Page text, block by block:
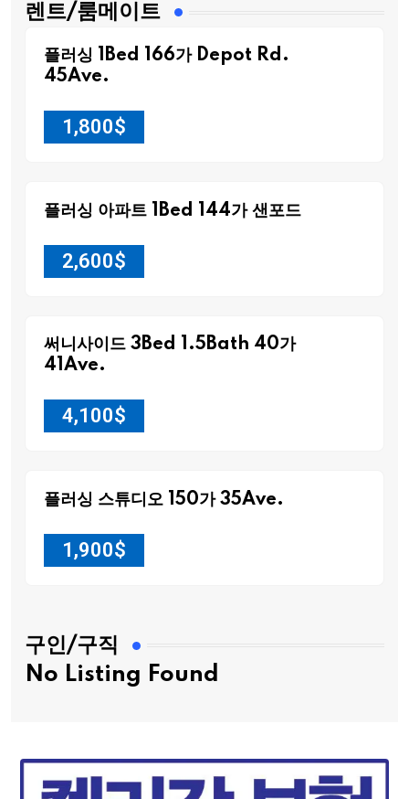
렌트/룸메이트
플러싱 1Bed 166가 Depot Rd.
45Ave.
1,800$
플러싱 아파트 1Bed 144가 샌포드
2,600$
써니사이드 3Bed 1.5Bath 40가
41Ave.
4,100$
플러싱 스튜디오 150가 35Ave.
1,900$
구인/구직
No Listing Found